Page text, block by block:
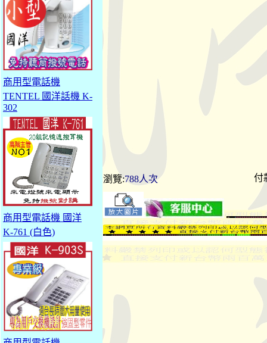
商用型電話機
TENTEL 國洋話機 K-
302
商用型電話機 國洋
K-761 (白色)
瀏覽:788人次 付